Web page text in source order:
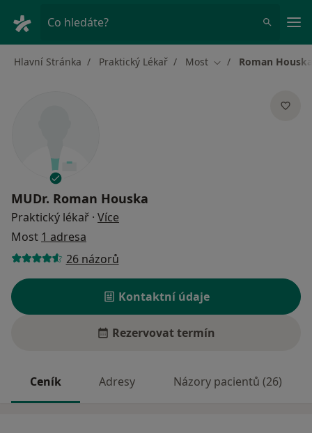
Co hledáte?
Hlavní Stránka Praktický Lékař Most Změna města
Roman Houska
MUDr. Roman Houska
Praktický lékař · Více
Most 1 adresa
26 názorů
Kontaktní údaje
Rezervovat termín
Ceník Adresy Názory pacientů (26)